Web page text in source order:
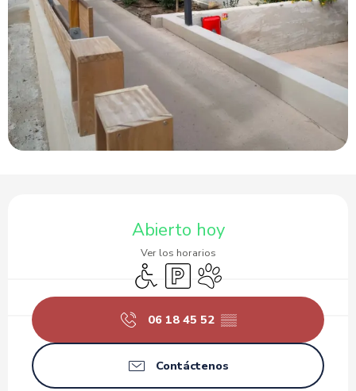
Abierto hoy
Ver los horarios
Acceso para minusválidos
AparcamientoSe aceptan animales
06 18 45 52 ▒▒
Contáctenos